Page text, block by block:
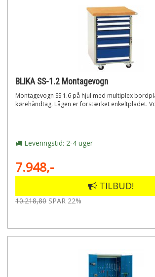
BLIKA SS-1.2 Montagevogn
Montagevogn SS 1.6 på hjul med multiplex
kørehåndtag. Lågen er forstærket enkeltpladet.
Leveringstid: 2-4 uger
7.948,-
TILBUD!
10.218,80 SPAR 22%